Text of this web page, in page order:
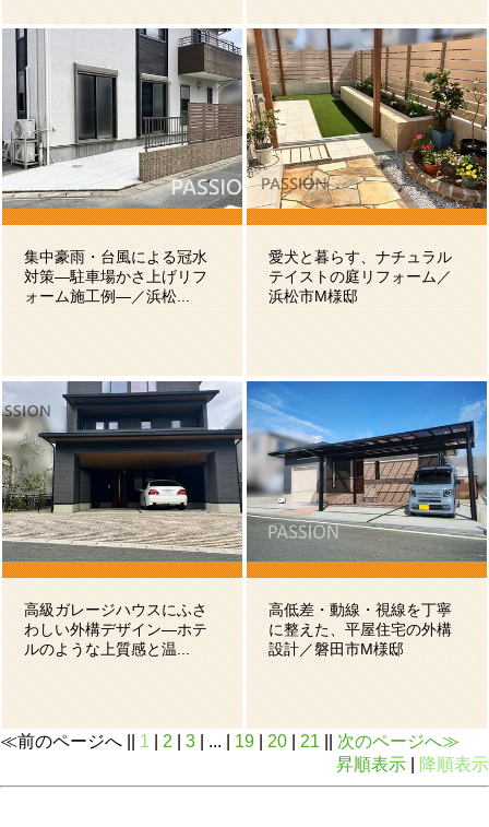
集中豪雨・台風による冠水
対策―駐車場かさ上げリフ
ォーム施工例―／浜松...
愛犬と暮らす、ナチュラル
テイストの庭リフォーム／
浜松市M様邸
高級ガレージハウスにふさ
わしい外構デザイン―ホテ
ルのような上質感と温...
高低差・動線・視線を丁寧
に整えた、平屋住宅の外構
設計／磐田市M様邸
≪前のページへ || 1 2 3 | ... | 19 20 21
次のページへ≫
昇順表示
降順表示